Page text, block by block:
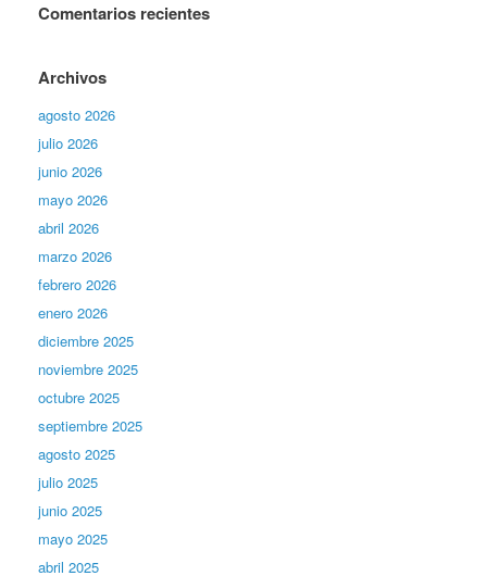
Comentarios recientes
Archivos
agosto 2026
julio 2026
junio 2026
mayo 2026
abril 2026
marzo 2026
febrero 2026
enero 2026
diciembre 2025
noviembre 2025
octubre 2025
septiembre 2025
agosto 2025
julio 2025
junio 2025
mayo 2025
abril 2025